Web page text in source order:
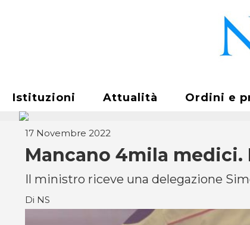
Istituzioni Attualità Ordini e
17 Novembre 2022
Mancano 4mila
Il ministro riceve una delegazione
Di NS